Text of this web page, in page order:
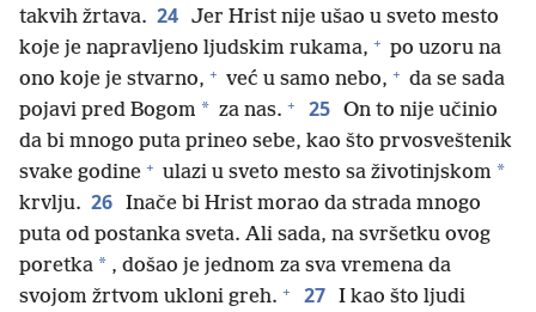
takvih žrtava. 24 Jer Hrist nije ušao u sveto mesto
koje je napravljeno ljudskim rukama, + po uzoru na
ono koje je stvarno, + već u samo nebo, + da se sada
pojavi pred Bogom * za nas. + 25 On to nije učinio
da bi mnogo puta prineo sebe, kao što prvosveštenik
svake godine + ulazi u sveto mesto sa životinjskom *
krvlju. 26 Inače bi Hrist morao da strada mnogo
puta od postanka sveta. Ali sada, na svršetku ovog
poretka * , došao je jednom za sva vremena da
svojom žrtvom ukloni greh. + 27 I kao što ljudi